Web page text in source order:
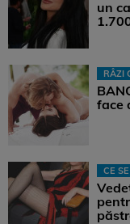
un
RÂZI
face
CE